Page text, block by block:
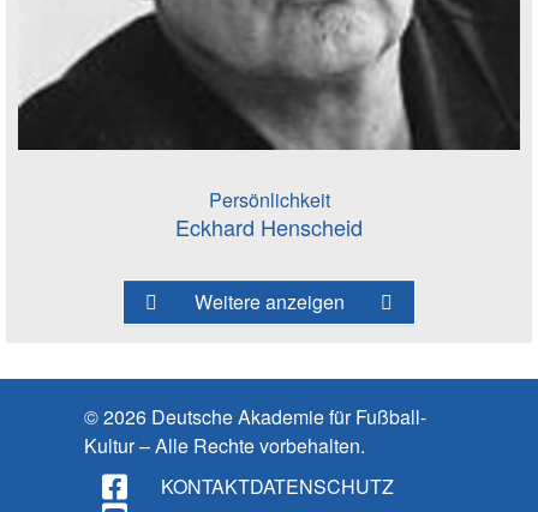
Persönlichkeit
Eckhard Henscheid
Weitere anzeigen
© 2026 Deutsche Akademie für Fußball-
Kultur – Alle Rechte vorbehalten.
KONTAKTDATENSCHUTZ